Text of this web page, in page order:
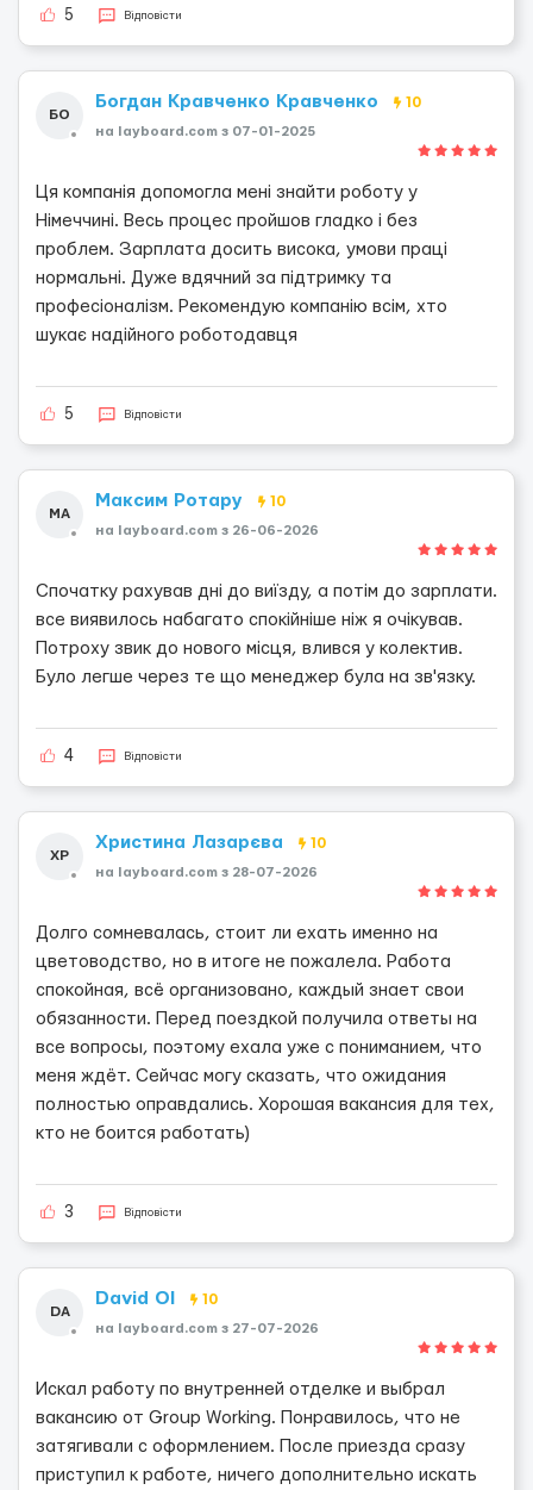
5 Відповісти
БО
Богдан Кравченко Кравченко 10
на layboard.com з 07-01-2025
Ця компанія допомогла мені знайти роботу у
Німеччині. Весь процес пройшов гладко і без
проблем. Зарплата досить висока, умови праці
нормальні. Дуже вдячний за підтримку та
професіоналізм. Рекомендую компанію всім, хто
шукає надійного роботодавця
5 Відповісти
МА
Максим Ротару 10
на layboard.com з 26-06-2026
Спочатку рахував дні до виїзду, а потім до зарплати.
все виявилось набагато спокійніше ніж я очікував.
Потроху звик до нового місця, влився у колектив.
Було легше через те що менеджер була на зв'язку.
4 Відповісти
ХР
Христина Лазарєва 10
на layboard.com з 28-07-2026
Долго сомневалась, стоит ли ехать именно на
цветоводство, но в итоге не пожалела. Работа
спокойная, всё организовано, каждый знает свои
обязанности. Перед поездкой получила ответы на
все вопросы, поэтому ехала уже с пониманием, что
меня ждёт. Сейчас могу сказать, что ожидания
полностью оправдались. Хорошая вакансия для тех,
кто не боится работать)
3 Відповісти
DA
David Ol 10
на layboard.com з 27-07-2026
Искал работу по внутренней отделке и выбрал
вакансию от Group Working. Понравилось, что не
затягивали с оформлением. После приезда сразу
приступил к работе, ничего дополнительно искать